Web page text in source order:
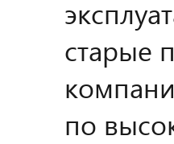
старые
по